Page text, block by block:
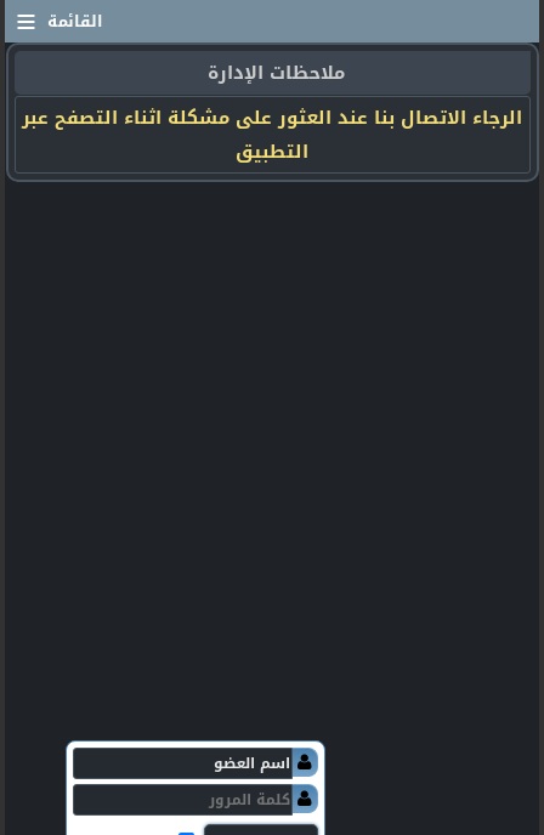
≡ القائمة
ملاحظات الإدارة
الرجاء الاتصال بنا عند العثور على مشكلة اثناء التصفح عبر
التطبيق